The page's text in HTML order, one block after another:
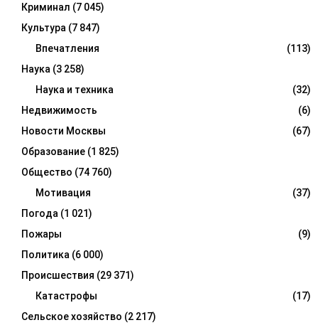
Криминал (7 045)
Культура (7 847)
Впечатления
(113)
Наука (3 258)
Наука и техника
(32)
Недвижимость
(6)
Новости Москвы
(67)
Образование (1 825)
Общество (74 760)
Мотивация
(37)
Погода (1 021)
Пожары
(9)
Политика (6 000)
Происшествия (29 371)
Катастрофы
(17)
Сельское хозяйство (2 217)